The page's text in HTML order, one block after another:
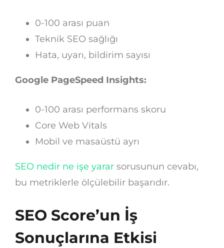
0-100 arası puan
Teknik SEO sağlığı
Hata, uyarı, bildirim sayısı
Google PageSpeed Insights:
0-100 arası performans skoru
Core Web Vitals
Mobil ve masaüstü ayrı
SEO nedir ne işe yarar sorusunun cevabı,
bu metriklerle ölçülebilir başarıdır.
SEO Score’un İş
Sonuçlarına Etkisi